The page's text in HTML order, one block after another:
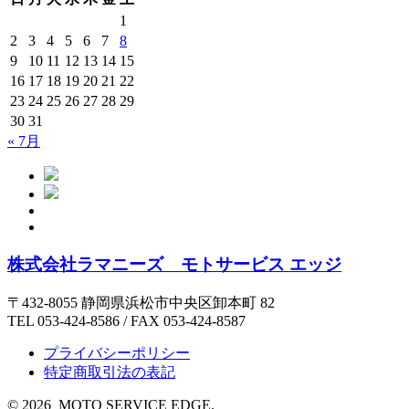
1
2
3 4 5 6 7
8
9
10 11 12 13 14 15
16 17 18 19 20 21 22
23 24 25 26 27 28 29
30 31
« 7月
株式会社ラマニーズ モトサービス エッジ
〒432-8055 静岡県浜松市中央区卸本町 82
TEL 053-424-8586 / FAX 053-424-8587
プライバシーポリシー
特定商取引法の表記
© 2026 MOTO SERVICE EDGE.